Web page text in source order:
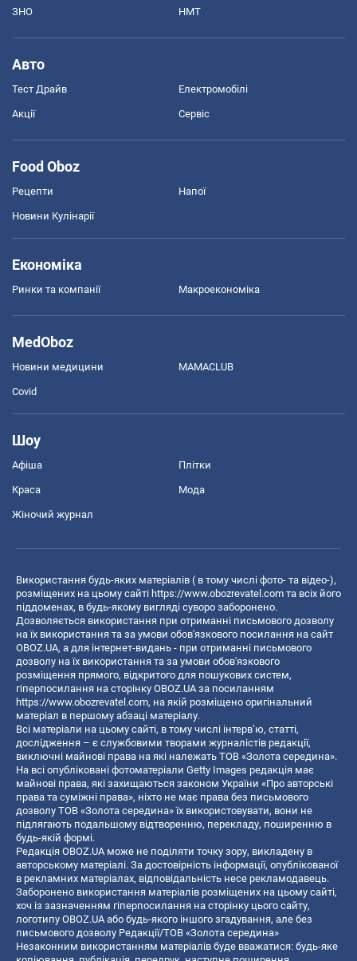
ЗНО НМТ
Авто
Тест Драйв Електромобілі
Акції Сервіс
Food Oboz
Рецепти Напої
Новини Кулінарії
Економіка
Ринки та компанії Макроекономіка
MedOboz
Новини медицини MAMACLUB
Covid
Шоу
Афіша Плітки
Краса Мода
Жіночий журнал
Використання будь-яких матеріалів ( в тому числі фото- та відео-),
розміщених на цьому сайті https://www.obozrevatel.com та всіх його
піддоменах, в будь-якому вигляді суворо заборонено.
Дозволяється використання при отриманні письмового дозволу
на їх використання та за умови обов'язкового посилання на сайт
OBOZ.UA, а для інтернет-видань - при отриманні письмового
дозволу на їх використання та за умови обов'язкового
розміщення прямого, відкритого для пошукових систем,
гіперпосилання на сторінку OBOZ.UA за посиланням
https://www.obozrevatel.com, на якій розміщено оригінальний
матеріал в першому абзаці матеріалу.
Всі матеріали на цьому сайті, в тому числі інтерв’ю, статті,
дослідження – є службовими творами журналістів редакції,
виключні майнові права на які належать ТОВ «Золота середина».
На всі опубліковані фотоматеріали Getty Images редакція має
майнові права, які захищаються законом України «Про авторські
права та суміжні права», ніхто не має права без письмового
дозволу ТОВ «Золота середина» їх використовувати, вони не
підлягають подальшому відтворенню, перекладу, поширенню в
будь-якій формі.
Редакція OBOZ.UA може не поділяти точку зору, викладену в
авторському матеріалі. За достовірність інформації, опублікованої
в рекламних матеріалах, відповідальність несе рекламодавець.
Заборонено використання матеріалів розміщених на цьому сайті,
хоч із зазначенням гіперпосилання на сторінку цього сайту,
логотипу OBOZ.UA або будь-якого іншого згадування, але без
письмового дозволу Редакції/ТОВ «Золота середина»
Незаконним використанням матеріалів буде вважатися: будь-яке